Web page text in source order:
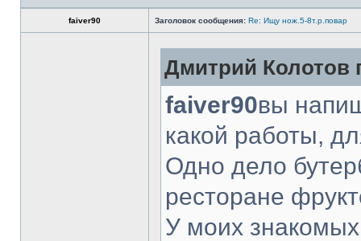
faiver90 Заголовок сообщения: Re: Ищу нож.5-8т.р.повар
Дмитрий Колотов
faiver90вы
какой работы,
Одно дело
ресторане
У моих